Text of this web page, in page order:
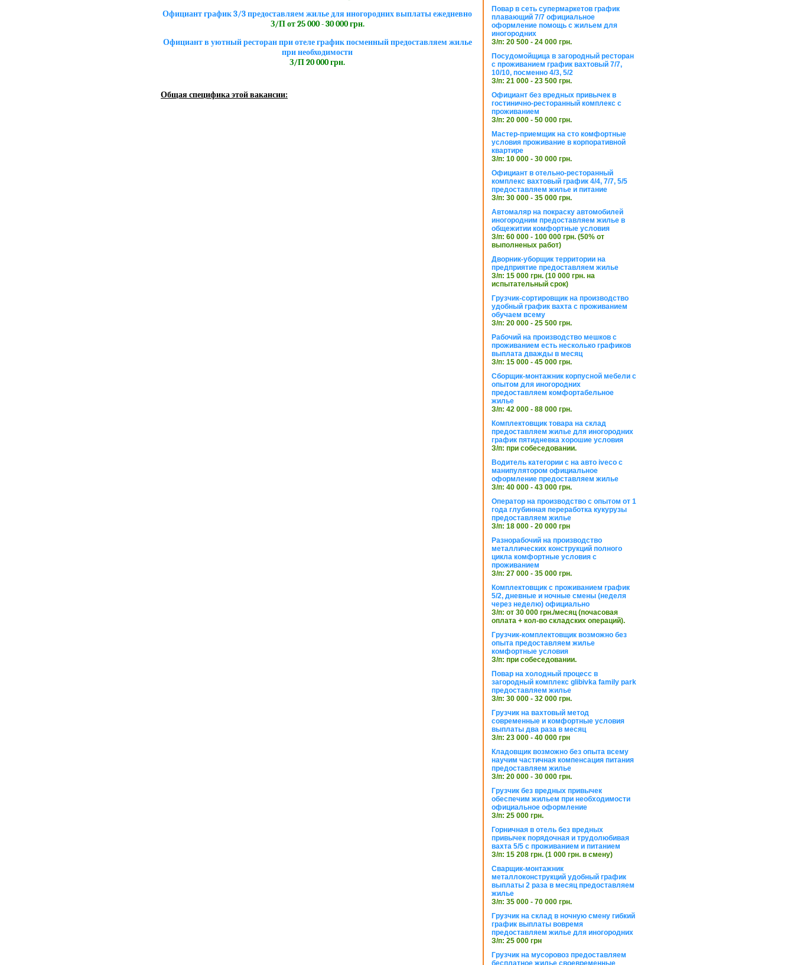
Официант график 3/3 предоставляем жилье для иногородних выплаты ежедневно
З/П от 25 000 - 30 000 грн.
Официант в уютный ресторан при отеле график посменный предоставляем жилье
при необходимости
З/П 20 000 грн.
Общая специфика этой вакансии:
Повар в сеть супермаркетов график
плавающий 7/7 официальное
оформление помощь с жильем для
иногородних
З/п: 20 500 - 24 000 грн.
Посудомойщица в загородный ресторан
с проживанием график вахтовый 7/7,
10/10, посменно 4/3, 5/2
З/п: 21 000 - 23 500 грн.
Официант без вредных привычек в
гостинично-ресторанный комплекс с
проживанием
З/п: 20 000 - 50 000 грн.
Мастер-приемщик на сто комфортные
условия проживание в корпоративной
квартире
З/п: 10 000 - 30 000 грн.
Официант в отельно-ресторанный
комплекс вахтовый график 4/4, 7/7, 5/5
предоставляем жилье и питание
З/п: 30 000 - 35 000 грн.
Автомаляр на покраску автомобилей
иногородним предоставляем жилье в
общежитии комфортные условия
З/п: 60 000 - 100 000 грн. (50% от
выполненых работ)
Дворник-уборщик территории на
предприятие предоставляем жилье
З/п: 15 000 грн. (10 000 грн. на
испытательный срок)
Грузчик-сортировщик на производство
удобный график вахта с проживанием
обучаем всему
З/п: 20 000 - 25 500 грн.
Рабочий на производство мешков с
проживанием есть несколько графиков
выплата дважды в месяц
З/п: 15 000 - 45 000 грн.
Сборщик-монтажник корпусной мебели с
опытом для иногородних
предоставляем комфортабельное
жилье
З/п: 42 000 - 88 000 грн.
Комплектовщик товара на склад
предоставляем жилье для иногородних
график пятидневка хорошие условия
З/п: при собеседовании.
Водитель категории с на авто iveco с
манипулятором официальное
оформление предоставляем жилье
З/п: 40 000 - 43 000 грн.
Оператор на производство с опытом от 1
года глубинная переработка кукурузы
предоставляем жилье
З/п: 18 000 - 20 000 грн
Разнорабочий на производство
металлических конструкций полного
цикла комфортные условия с
проживанием
З/п: 27 000 - 35 000 грн.
Комплектовщик с проживанием график
5/2, дневные и ночные смены (неделя
через неделю) официально
З/п: от 30 000 грн./месяц (почасовая
оплата + кол-во складских операций).
Грузчик-комплектовщик возможно без
опыта предоставляем жилье
комфортные условия
З/п: при собеседовании.
Повар на холодный процесс в
загородный комплекс glibivka family park
предоставляем жилье
З/п: 30 000 - 32 000 грн.
Грузчик на вахтовый метод
современные и комфортные условия
выплаты два раза в месяц
З/п: 23 000 - 40 000 грн
Кладовщик возможно без опыта всему
научим частичная компенсация питания
предоставляем жилье
З/п: 20 000 - 30 000 грн.
Грузчик без вредных привычек
обеспечим жильем при необходимости
официальное оформление
З/п: 25 000 грн.
Горничная в отель без вредных
привычек порядочная и трудолюбивая
вахта 5/5 с проживанием и питанием
З/п: 15 208 грн. (1 000 грн. в смену)
Сварщик-монтажник
металлоконструкций удобный график
выплаты 2 раза в месяц предоставляем
жилье
З/п: 35 000 - 70 000 грн.
Грузчик на склад в ночную смену гибкий
график выплаты вовремя
предоставляем жилье для иногородних
З/п: 25 000 грн
Грузчик на мусоровоз предоставляем
бесплатное жилье своевременные